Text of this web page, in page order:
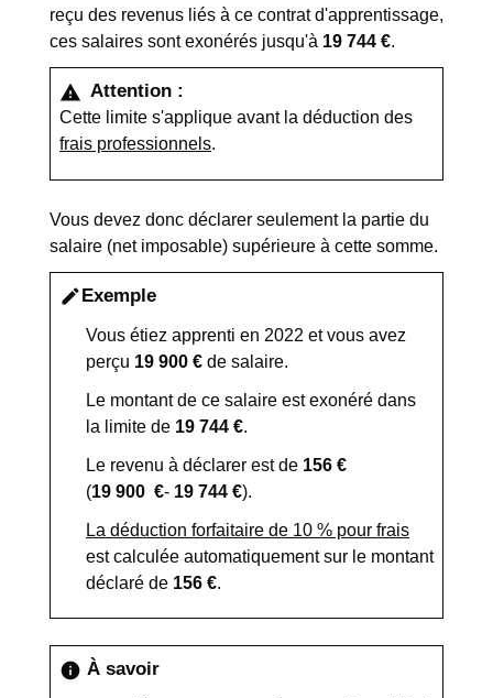
reçu des revenus liés à ce contrat d'apprentissage,
ces salaires sont exonérés jusqu'à 19 744 €.
warning Attention :
Cette limite s'applique avant la déduction des
frais professionnels.
Vous devez donc déclarer seulement la partie du
salaire (net imposable) supérieure à cette somme.
editExemple
Vous étiez apprenti en 2022 et vous avez
perçu 19 900 € de salaire.
Le montant de ce salaire est exonéré dans
la limite de 19 744 €.
Le revenu à déclarer est de 156 €
(19 900 €- 19 744 €).
La déduction forfaitaire de 10 % pour frais
est calculée automatiquement sur le montant
déclaré de 156 €.
info À savoir